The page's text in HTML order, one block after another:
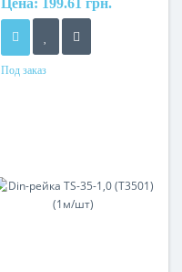
Цена: 199.61 грн.
Под заказ